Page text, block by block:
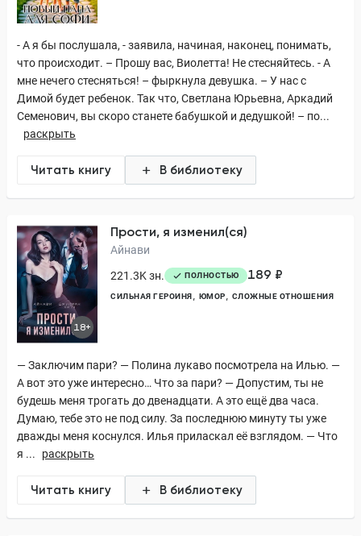
- А я бы послушала, - заявила, начиная, наконец, понимать,
что происходит. – Прошу вас, Виолетта! Не стесняйтесь. - А
мне нечего стесняться! – фыркнула девушка. – У нас с
Димой будет ребенок. Так что, Светлана Юрьевна, Аркадий
Семенович, вы скоро станете бабушкой и дедушкой! – по...
раскрыть
Читать книгу В библиотеку
18+
Прости, я изменил(ся)
Айнави
221.3K зн.
ПОЛНОСТЬЮ 189 ₽
СИЛЬНАЯ ГЕРОИНЯ ЮМОР СЛОЖНЫЕ ОТНОШЕНИЯ
— Заключим пари? — Полина лукаво посмотрела на Илью. —
А вот это уже интересно… Что за пари? — Допустим, ты не
будешь меня трогать до двенадцати. А это ещё два часа.
Думаю, тебе это не под силу. За последнюю минуту ты уже
дважды меня коснулся. Илья приласкал её взглядом. — Что
я ...
раскрыть
Читать книгу В библиотеку